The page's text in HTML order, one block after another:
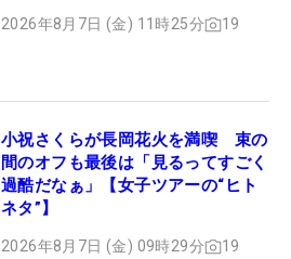
2026年8月7日 (金) 11時25分 19
小祝さくらが長岡花火を満喫 束の
間のオフも最後は「見るってすごく
過酷だなぁ」【女子ツアーの“ヒト
ネタ”】
2026年8月7日 (金) 09時29分 19